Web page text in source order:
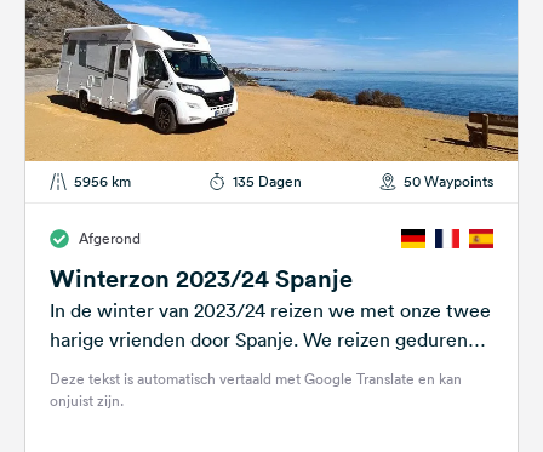
5956 km 135 Dagen 50 Waypoints
Afgerond
Winterzon 2023/24 Spanje
In de winter van 2023/24 reizen we met onze twee
harige vrienden door Spanje. We reizen gedurende
4 maanden een...
Deze tekst is automatisch vertaald met Google Translate en kan
onjuist zijn.